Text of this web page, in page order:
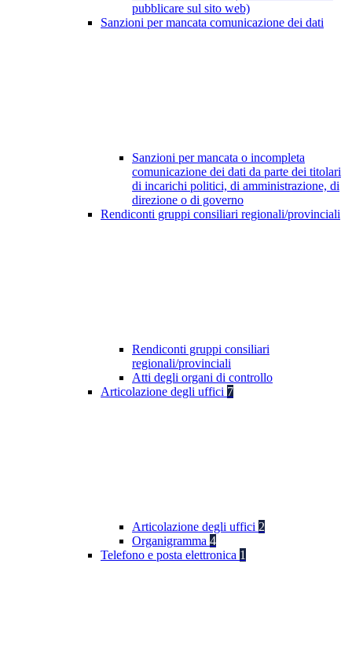
pubblicare sul sito web)
Sanzioni per mancata comunicazione dei dati
Sanzioni per mancata o incompleta
comunicazione dei dati da parte dei titolari
di incarichi politici, di amministrazione, di
direzione o di governo
Rendiconti gruppi consiliari regionali/provinciali
Rendiconti gruppi consiliari
regionali/provinciali
Atti degli organi di controllo
Articolazione degli uffici 7
Articolazione degli uffici 2
Organigramma 4
Telefono e posta elettronica 1